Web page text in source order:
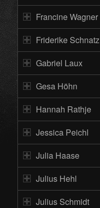
Francine Wagner
Friderike Schnatz
Gabriel Laux
Gesa Höhn
Hannah Rathje
Jessica Peichl
Julia Haase
Julius Hehl
Julius Schmidt